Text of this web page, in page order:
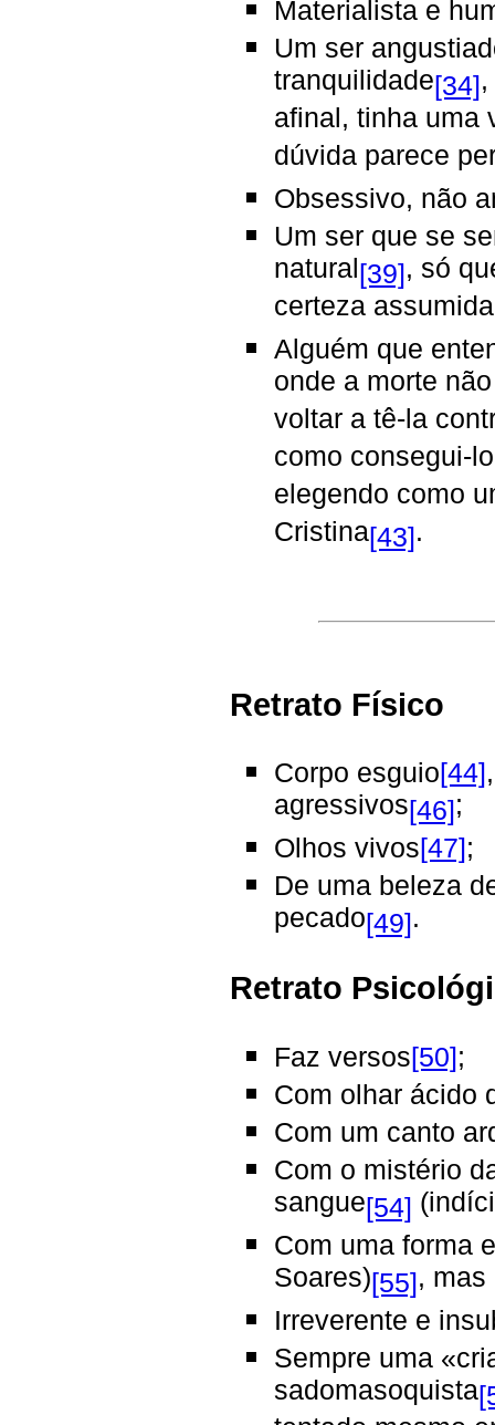
Materialista e
Um ser
tranquilidade[34]
afinal, tinha uma
dúvida parece
Obsessivo, não
Um ser que se
natural[39], só
certeza
Alguém que
onde a morte
voltar a tê-la
como consegui-
elegendo como
Cristina[43].
Retrato Físico
Corpo esguio[44]
agressivos[46] ;
Olhos vivos[47] ;
De uma beleza
pecado[49] .
Retrato
Faz versos[50];
Com olhar ácido
Com um canto
Com o mistério
sangue[54]
Com uma forma
Soares)[55],
Irreverente e
Sempre uma
sadomasoquista